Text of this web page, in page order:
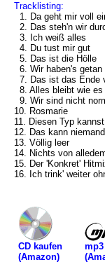
Tracklisting:
1. Da geht mir voll
2. Das steh'n wir
3. Ich weiß alles
4. Du tust mir gut
5. Das ist die Hölle
6. Wir haben's getan
7. Das ist das Ende
8. Alles bleibt wie es
9. Wir sind nicht
10. Rosmarie
11. Diesen Typ
12. Das kann
13. Völlig leer
14. Nichts von
15. Der 'Konkret'
16. Ich trink' weiter
CD kaufen
(Amazon)